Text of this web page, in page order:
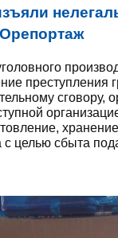
преступления
сговору,
с целью сбыта